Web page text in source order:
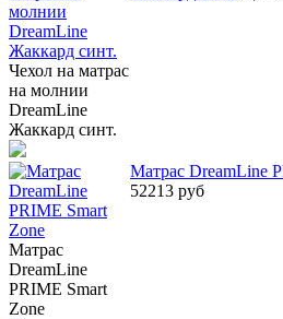
Чехол на матрас
на молнии
DreamLine
Жаккард синт.
Матрас
DreamLine
PRIME Smart
Zone
Матрас DreamLine
52213 руб